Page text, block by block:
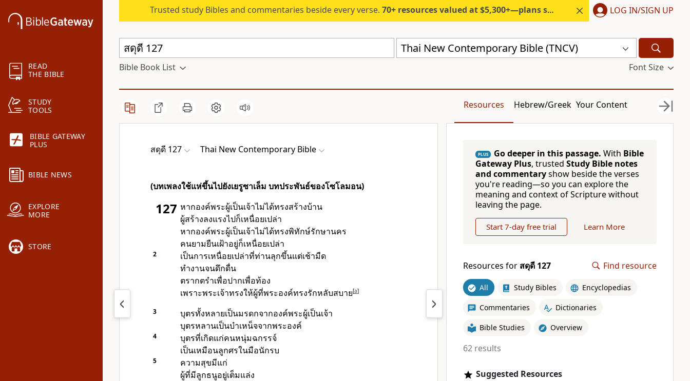
READ
THE BIBLE
STUDY
TOOLS
BIBLE GATEWAY
PLUS
BIBLE NEWS
EXPLORE
MORE
STORE
Trusted study Bibles and commentaries beside every verse. 70+ resources valued at $5,300+—plans start under $6/month. LOG IN/SIGN UP
Thai New Contemporary Bible (TNCV)
Bible Book List Font Size
Resources Hebrew/Greek Your Content
สดุดี 127 Thai New Contemporary Bible
(บทเพลงใช้แห่ขึ้นไปยังเยรูซาเล็ม บทประพันธ์ของโซโลมอน)
127 หากองค์พระผู้เป็นเจ้าไม่ได้ทรงสร้างบ้าน
ผู้สร้างลงแรงไปก็เหนื่อยเปล่า
หากองค์พระผู้เป็นเจ้าไม่ได้ทรงพิทักษ์รักษานคร
คนยามยืนเฝ้าอยู่ก็เหนื่อยเปล่า
2
เป็นการเหนื่อยเปล่าที่ท่านลุกขึ้นแต่เช้ามืด
ทำงานจนดึกดื่น
ตรากตรำเพื่อปากเพื่อท้อง
เพราะพระเจ้าทรงให้ผู้ที่พระองค์ทรงรักหลับสบาย[a]
3 บุตรทั้งหลายเป็นมรดกจากองค์พระผู้เป็นเจ้า
บุตรหลานเป็นบำเหน็จจากพระองค์
4
บุตรที่เกิดแก่คนหนุ่มฉกรรจ์
เป็นเหมือนลูกศรในมือนักรบ
5
ความสุขมีแก่
ผู้ที่มีลูกธนูอยู่เต็มแล่ง
PLUS Go deeper in this passage. With Bible
Gateway Plus, trusted Study Bible notes
and commentaryshow beside the verses
you're reading—so you can explore the
meaning and context of Scripture without
leaving the page.
Start 7-day free trial Learn More
Resources for สดุดี 127 Find resource
All Study Bibles Encyclopedias
Commentaries Dictionaries
Bible Studies Overview
62 results
Suggested Resources